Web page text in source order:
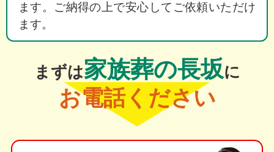
ます。ご納得の上で安心してご依頼いただけ
ます。
まずは家族葬の長坂に
お電話ください